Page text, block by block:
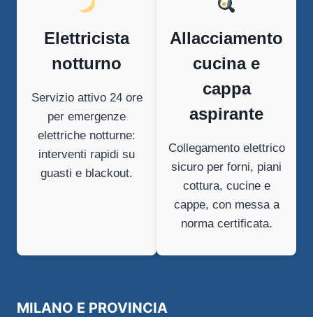
Elettricista
notturno
Servizio attivo 24 ore
per emergenze
elettriche notturne:
interventi rapidi su
guasti e blackout.
Allacciamento
cucina e
cappa
aspirante
Collegamento elettrico
sicuro per forni, piani
cottura, cucine e
cappe, con messa a
norma certificata.
MILANO E PROVINCIA